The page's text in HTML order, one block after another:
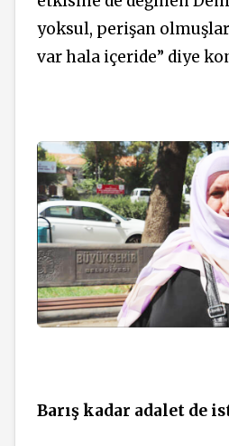
yoksul, perişan
var hala içeride” diye
Barış kadar adalet de